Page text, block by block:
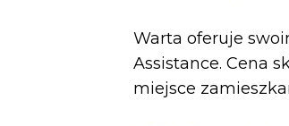
Warta oferuje
Assistance. Cena
miejsce